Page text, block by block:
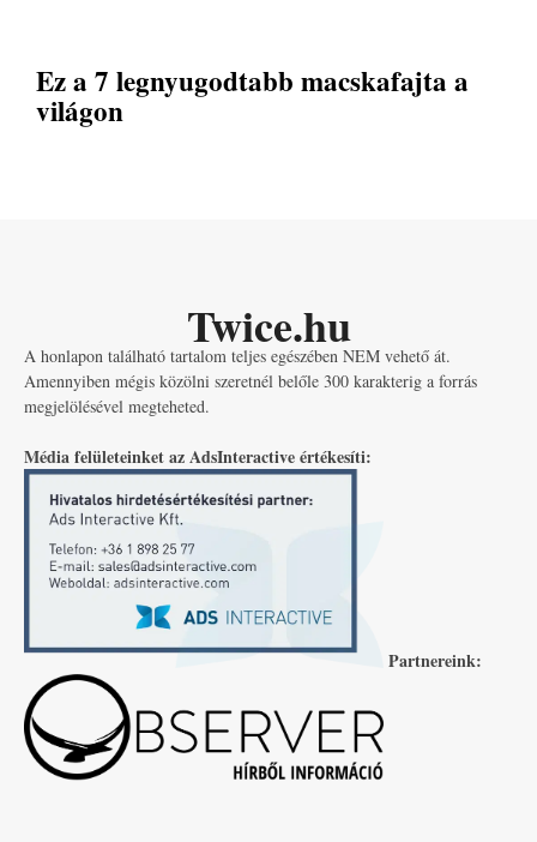
Ez a 7 legnyugodtabb macskafajta a
világon
Twice.hu
A honlapon található tartalom teljes egészében NEM vehető át.
Amennyiben mégis közölni szeretnél belőle 300 karakterig a forrás
megjelölésével megteheted.
Média felületeinket az AdsInteractive értékesíti:
Partnereink: